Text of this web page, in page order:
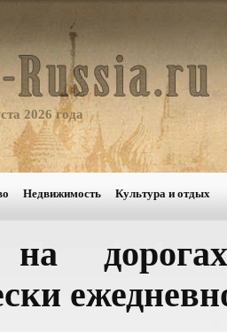
2026 года
Недвижимость Культура и отдых